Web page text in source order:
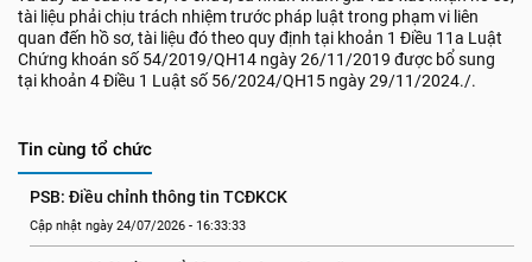
tài liệu phải chịu trách nhiệm trước pháp luật trong phạm vi liên
quan đến hồ sơ, tài liệu đó theo quy định tại khoản 1 Điều 11a Luật
Chứng khoán số 54/2019/QH14 ngày 26/11/2019 được bổ sung
tại khoản 4 Điều 1 Luật số 56/2024/QH15 ngày 29/11/2024./.
Tin cùng tổ chức
PSB: Điều chỉnh thông tin TCĐKCK
Cập nhật ngày 24/07/2026 - 16:33:33